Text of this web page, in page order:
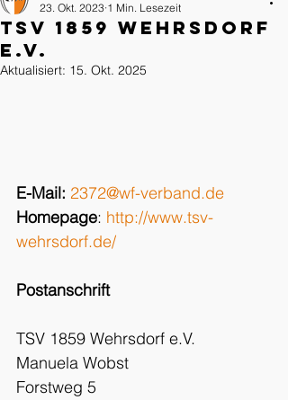
TSV 1859 Wehrsdorf
e.V.
23. Okt. 2023 1 Min. Lesezeit
Aktualisiert: 15. Okt. 2025
E-Mail: 2372@wf-verband.de
Homepage: http://www.tsv-
wehrsdorf.de/
Postanschrift
TSV 1859 Wehrsdorf e.V.
Manuela Wobst
Forstweg 5